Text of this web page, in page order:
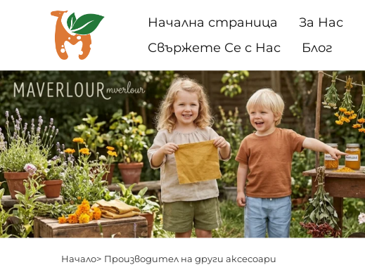
Начална страница За Нас
Свържете Се с Нас
Блог
Начало> Производител на други аксесоари